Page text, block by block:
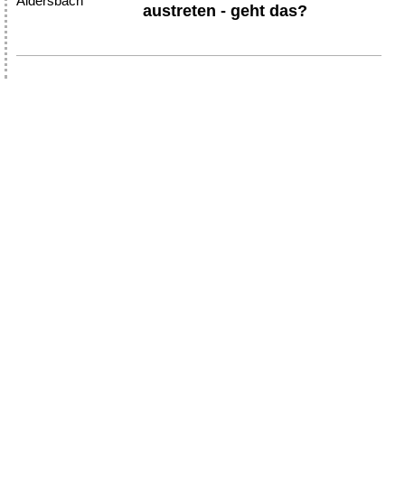
austreten - geht das?